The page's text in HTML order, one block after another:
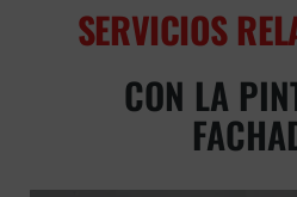
SERVICIOS
CON LA